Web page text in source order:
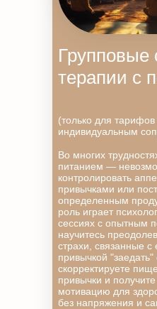
Во многих
питанием —
контролировать
привычками или
определенным
роль играет
сессиях с опытным
научитесь
страхи, связанные с
привычкой "заедать"
скорректируете
привычки и
мотивацию для
без напряжения и
(только для
индивидуальным
Групповые
терапии с